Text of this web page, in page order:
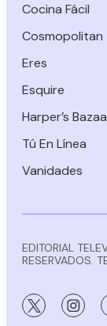
Cocina Fácil
Cosmopolitan
Eres
Esquire
Harper’s
Tú En Línea
Vanidades
EDITORIAL
RESERVADOS.
twitter